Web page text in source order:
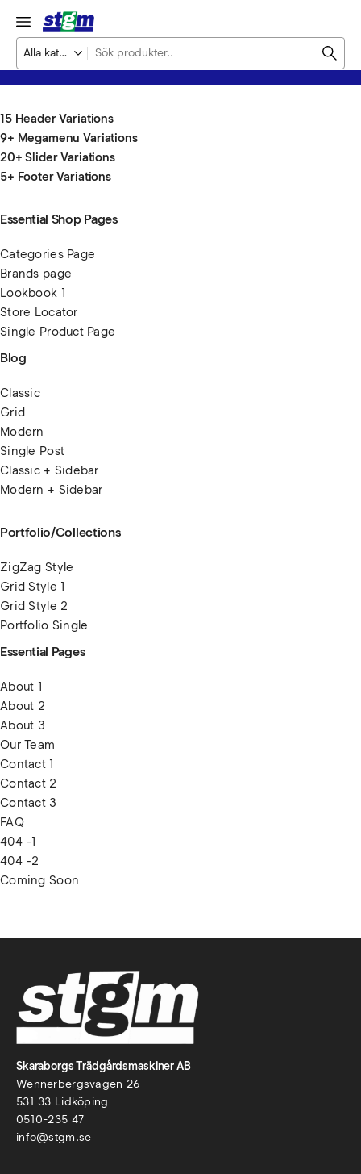
15 Header Variations
9+ Megamenu Variations
20+ Slider Variations
5+ Footer Variations
Essential Shop Pages
Categories Page
Brands page
Lookbook 1
Store Locator
Single Product Page
Blog
Classic
Grid
Modern
Single Post
Classic + Sidebar
Modern + Sidebar
Portfolio/Collections
ZigZag Style
Grid Style 1
Grid Style 2
Portfolio Single
Essential Pages
About 1
About 2
About 3
Our Team
Contact 1
Contact 2
Contact 3
FAQ
404 -1
404 -2
Coming Soon
Skaraborgs Trädgårdsmaskiner AB
Wennerbergsvägen 26
531 33 Lidköping
0510-235 47
info@stgm.se